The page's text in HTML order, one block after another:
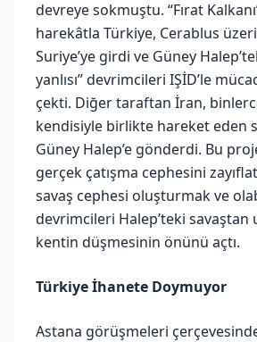
devreye sokmuştu. “Fırat
harekâtla Türkiye, Cerablus
Suriye’ye girdi ve Güney
yanlısı” devrimcileri IŞİD’le
çekti. Diğer taraftan İran,
kendisiyle birlikte hareket eden
Güney Halep’e gönderdi. Bu
gerçek çatışma cephesini
savaş cephesi oluşturmak ve
devrimcileri Halep’teki savaştan
kentin düşmesinin önünü açtı.
Türkiye İhanete Doymuyor
Astana görüşmeleri